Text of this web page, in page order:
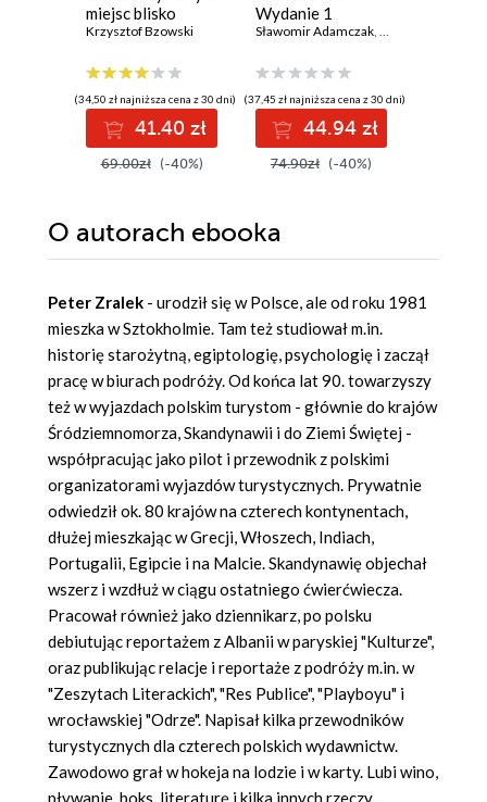
miejsc blisko
natury
Krzysztof Bzowski
(34,50 zł najniższa cena z 30 dni)
41.40 zł
69.00zł (-40%)
Wydanie 1
Sławomir Adamczak
(37,45 zł najniższa cena z 30 dni)
44.94 zł
74.90zł (-40%)
O autorach ebooka
Peter Zralek - urodził się w Polsce, ale od roku 1981
mieszka w Sztokholmie. Tam też studiował m.in.
historię starożytną, egiptologię, psychologię i zaczął
pracę w biurach podróży. Od końca lat 90. towarzyszy
też w wyjazdach polskim turystom - głównie do krajów
Śródziemnomorza, Skandynawii i do Ziemi Świętej -
współpracując jako pilot i przewodnik z polskimi
organizatorami wyjazdów turystycznych. Prywatnie
odwiedził ok. 80 krajów na czterech kontynentach,
dłużej mieszkając w Grecji, Włoszech, Indiach,
Portugalii, Egipcie i na Malcie. Skandynawię objechał
wszerz i wzdłuż w ciągu ostatniego ćwierćwiecza.
Pracował również jako dziennikarz, po polsku
debiutując reportażem z Albanii w paryskiej "Kulturze",
oraz publikując relacje i reportaże z podróży m.in. w
"Zeszytach Literackich", "Res Publice", "Playboyu" i
wrocławskiej "Odrze". Napisał kilka przewodników
turystycznych dla czterech polskich wydawnictw.
Zawodowo grał w hokeja na lodzie i w karty. Lubi wino,
pływanie, boks, literaturę i kilka innych rzeczy.